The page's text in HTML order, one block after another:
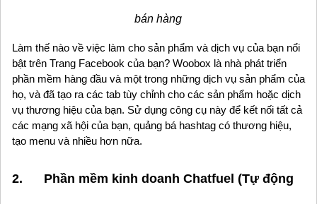
bán hàng
Làm thế nào về việc làm cho sản phẩm và dịch vụ của bạn nổi
bật trên Trang Facebook của bạn? Woobox là nhà phát triển
phần mềm hàng đầu và một trong những dịch vụ sản phẩm của
họ, và đã tạo ra các tab tùy chỉnh cho các sản phẩm hoặc dịch
vụ thương hiệu của bạn. Sử dụng công cụ này để kết nối tất cả
các mạng xã hội của bạn, quảng bá hashtag có thương hiệu,
tạo menu và nhiều hơn nữa.
2. Phần mềm kinh doanh Chatfuel (Tự động